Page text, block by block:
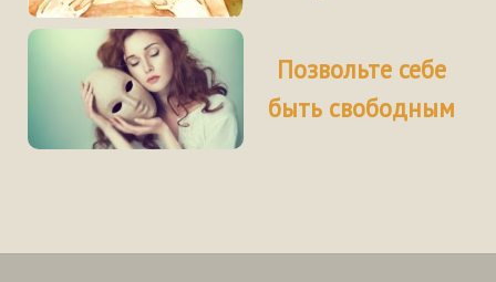
Позвольте себе
быть свободным